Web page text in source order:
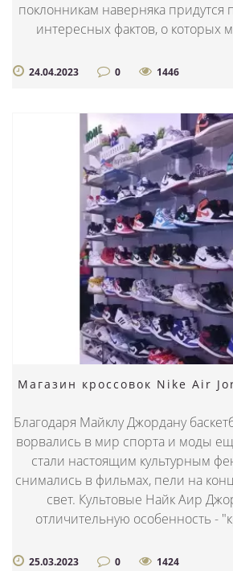
поклонникам наверняка придутся
интересных фактов, о которых
24.04.2023 0 1446
Магазин кроссовок Nike Air
Благодаря Майклу Джордану
ворвались в мир спорта и моды
стали настоящим культурным
снимались в фильмах, пели на
свет. Культовые Найк Аир
отличительную особенность -
25.03.2023 0 1424